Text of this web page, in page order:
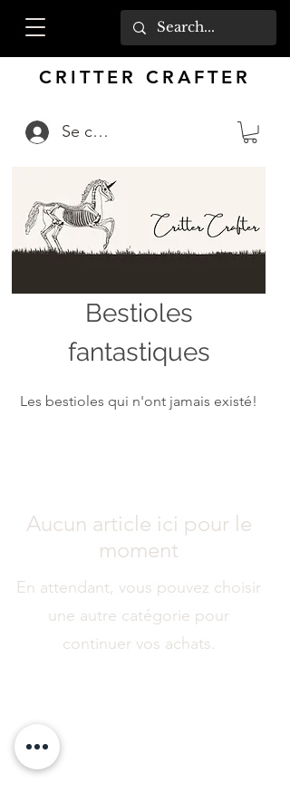
CRITTER CRAFTER
Se connecter
Bestioles
fantastiques
Les bestioles qui n'ont jamais existé!
Aucun article ici pour le
moment
En attendant, vous pouvez choisir
une autre catégorie pour
continuer vos achats.